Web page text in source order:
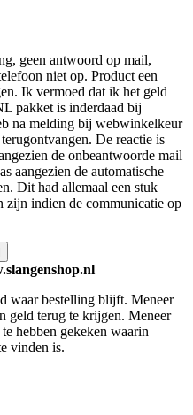
geen antwoord op mail,
niet op. Product een
Ik vermoed dat ik het geld
pakket is inderdaad bij
na melding bij webwinkelkeur
De reactie is
de onbeantwoorde mail
aangezien de automatische
Dit had allemaal een stuk
zijn indien de communicatie op
waar bestelling blijft. Meneer
geld terug te krijgen. Meneer
hebben gekeken waarin
vinden is.